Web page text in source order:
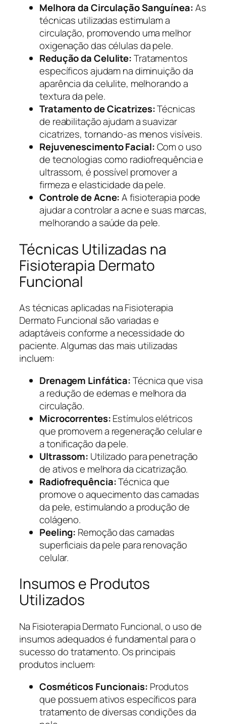
Melhora da Circulação Sanguínea:As
técnicas utilizadas estimulam a
circulação, promovendo uma melhor
oxigenação das células da pele.
Redução da Celulite:Tratamentos
específicos ajudam na diminuição da
aparência da celulite, melhorando a
textura da pele.
Tratamento de Cicatrizes:Técnicas
de reabilitação ajudam a suavizar
cicatrizes, tornando-as menos visíveis.
Rejuvenescimento Facial:Com o uso
de tecnologias como radiofrequência e
ultrassom, é possível promover a
firmeza e elasticidade da pele.
Controle de Acne:A fisioterapia pode
ajudar a controlar a acne e suas marcas,
melhorando a saúde da pele.
Técnicas Utilizadas na
Fisioterapia Dermato
Funcional
As técnicas aplicadas na Fisioterapia
Dermato Funcional são variadas e
adaptáveis conforme a necessidade do
paciente. Algumas das mais utilizadas
incluem:
Drenagem Linfática:Técnica que visa
a redução de edemas e melhora da
circulação.
Microcorrentes:Estímulos elétricos
que promovem a regeneração celular e
a tonificação da pele.
Ultrassom: Utilizado para penetração
de ativos e melhora da cicatrização.
Radiofrequência:Técnica que
promove o aquecimento das camadas
da pele, estimulando a produção de
colágeno.
Peeling: Remoção das camadas
superficiais da pele para renovação
celular.
Insumos e Produtos
Utilizados
Na Fisioterapia Dermato Funcional, o uso de
insumos adequados é fundamental para o
sucesso do tratamento. Os principais
produtos incluem:
Cosméticos Funcionais: Produtos
que possuem ativos específicos para
tratamento de diversas condições da